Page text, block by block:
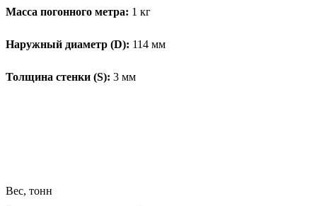
Масса погонного метра: 1 кг
Наружный диаметр (D): 114 мм
Толщина стенки (S): 3 мм
Вес, тонн